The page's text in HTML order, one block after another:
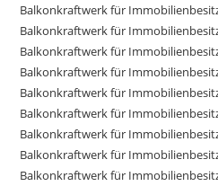
Balkonkraftwerk für
Balkonkraftwerk für
Balkonkraftwerk für
Balkonkraftwerk für
Balkonkraftwerk für
Balkonkraftwerk für
Balkonkraftwerk für
Balkonkraftwerk für
Balkonkraftwerk für